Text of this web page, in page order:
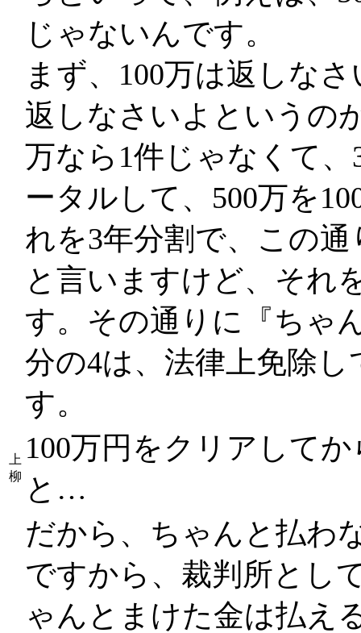
じゃないんです。
まず、100万は返しな
返しなさいよというの
万なら1件じゃなくて
ータルして、500万を
れを3年分割で、この
と言いますけど、それ
す。その通りに『ちゃ
分の4は、法律上免除
す。
上
柳
100万円をクリアして
と…
だから、ちゃんと払わ
ですから、裁判所とし
ゃんとまけた金は払え